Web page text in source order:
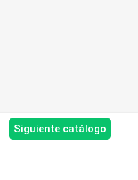
Siguiente catálogo